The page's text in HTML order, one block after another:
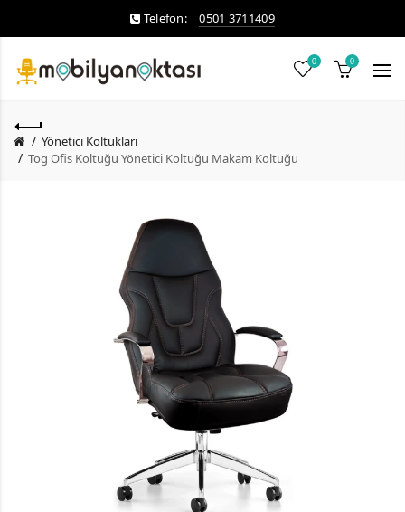
Telefon: 0501 3711409
0 0
Yönetici Koltukları
Tog Ofis Koltuğu Yönetici Koltuğu Makam Koltuğu